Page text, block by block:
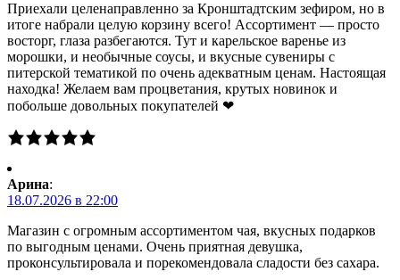
Приехали целенаправленно за Кронштадтским зефиром, но в
итоге набрали целую корзину всего! Ассортимент — просто
восторг, глаза разбегаются. Тут и карельское варенье из
морошки, и необычные соусы, и вкусные сувениры с
питерской тематикой по очень адекватным ценам. Настоящая
находка! Желаем вам процветания, крутых новинок и
побольше довольных покупателей ❤
Арина:
18.07.2026 в 22:00
Магазин с огромным ассортиментом чая, вкусных подарков
по выгодным ценами. Очень приятная девушка,
проконсультировала и порекомендовала сладости без сахара.